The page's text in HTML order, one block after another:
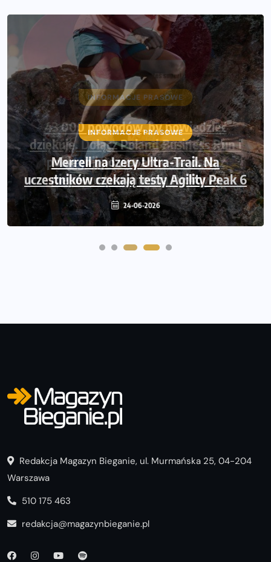
INFORMACJE PRASOWE
43 000 powodów, by powiedzieć
dziękuję. Dołącz Poland Business Run i
pobiegnij po wsparcie dla osób z
niepełnosprawnością ruchową
14-06-2026
Redakcja Magazyn Bieganie, ul. Murmańska 25, 04-204
Warszawa
510 175 463
redakcja@magazynbieganie.pl